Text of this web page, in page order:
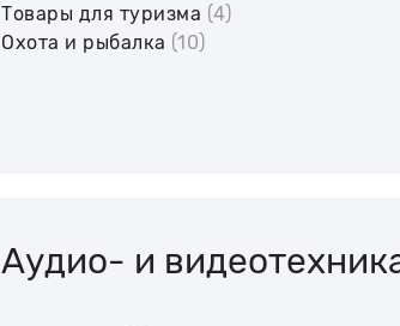
Товары для туризма (4)
Охота и рыбалка (10)
Аудио- и